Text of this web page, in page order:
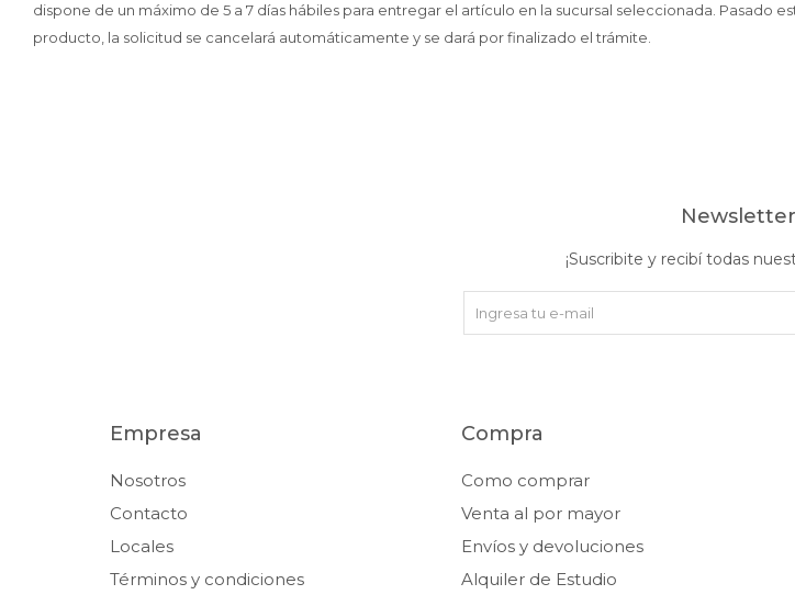
dispone de un máximo de 5 a 7 días hábiles para entregar el artículo en la sucursal seleccionada. Pasado
producto, la solicitud se cancelará automáticamente y se dará por finalizado el trámite.
Empresa
Nosotros
Contacto
Locales
Términos y condiciones
Compra
Como comprar
Venta al por mayor
Envíos y devoluciones
Alquiler de Estudio
Newsletter
¡Suscribite y recibí todas